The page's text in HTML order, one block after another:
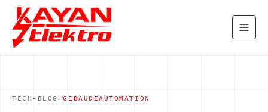
TECH-BLOG ·GEBÄUDEAUTOMATION